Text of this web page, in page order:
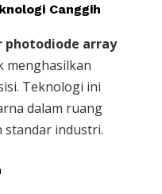
Canggih
photodiode array
menghasilkan
Teknologi ini
dalam ruang
standar industri.